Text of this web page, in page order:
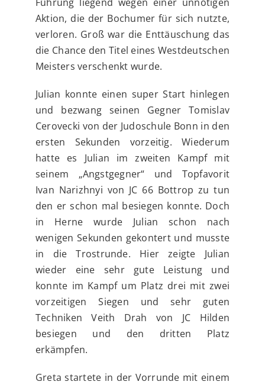
Aktion, die der Bochumer für sich nutzte,
verloren. Groß war die Enttäuschung das
die Chance den Titel eines Westdeutschen
Meisters verschenkt wurde.
Julian konnte einen super Start hinlegen
und bezwang seinen Gegner Tomislav
Cerovecki von der Judoschule Bonn in den
ersten Sekunden vorzeitig. Wiederum
hatte es Julian im zweiten Kampf mit
seinem „Angstgegner“ und Topfavorit
Ivan Narizhnyi von JC 66 Bottrop zu tun
den er schon mal besiegen konnte. Doch
in Herne wurde Julian schon nach
wenigen Sekunden gekontert und musste
in die Trostrunde. Hier zeigte Julian
wieder eine sehr gute Leistung und
konnte im Kampf um Platz drei mit zwei
vorzeitigen Siegen und sehr guten
Techniken Veith Drah von JC Hilden
besiegen und den dritten Platz
erkämpfen.
Greta startete in der Vorrunde mit einem